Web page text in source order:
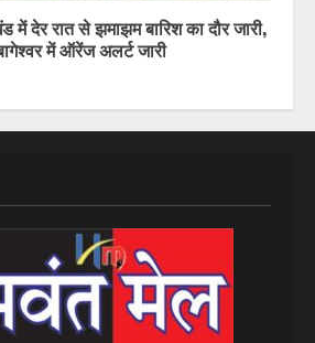
में देर रात से झमाझम बारिश का दौर जारी,
में ऑरेंज अलर्ट जारी